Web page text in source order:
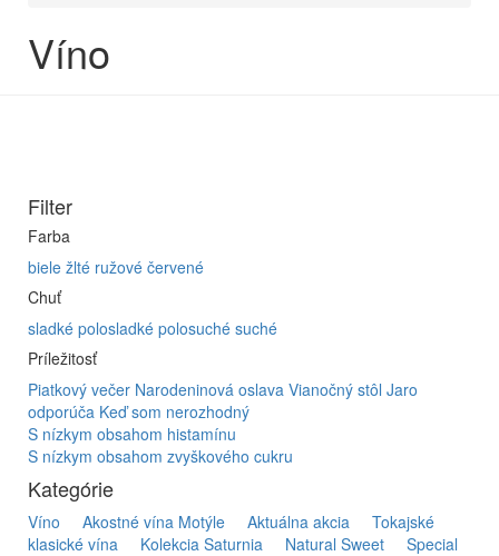
Víno
Filter
Farba
biele žlté ružové červené
Chuť
sladké polosladké polosuché suché
Príležitosť
Piatkový večer Narodeninová oslava Vianočný stôl Jaro
odporúča Keď som nerozhodný
S nízkym obsahom histamínu
S nízkym obsahom zvyškového cukru
Kategórie
Víno Akostné vína Motýle Aktuálna akcia
Tokajské
klasické vína
Kolekcia Saturnia Natural Sweet
Special